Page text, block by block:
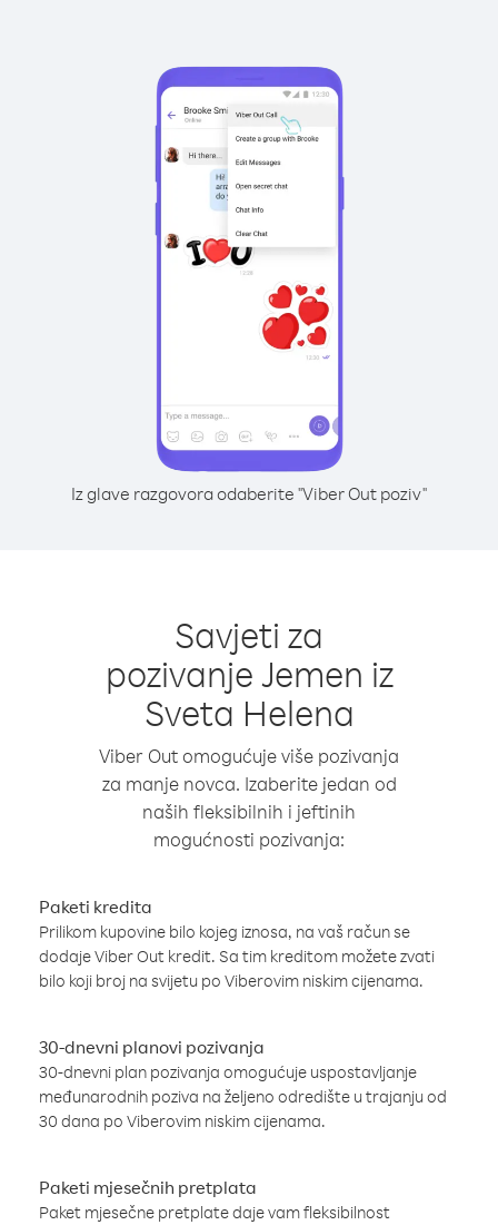
Iz glave razgovora odaberite "Viber Out poziv"
Savjeti za
pozivanje Jemen iz
Sveta Helena
Viber Out omogućuje više pozivanja
za manje novca. Izaberite jedan od
naših fleksibilnih i jeftinih
mogućnosti pozivanja:
Paketi kredita
Prilikom kupovine bilo kojeg iznosa, na vaš račun se
dodaje Viber Out kredit. Sa tim kreditom možete zvati
bilo koji broj na svijetu po Viberovim niskim cijenama.
30-dnevni planovi pozivanja
30-dnevni plan pozivanja omogućuje uspostavljanje
međunarodnih poziva na željeno odredište u trajanju od
30 dana po Viberovim niskim cijenama.
Paketi mjesečnih pretplata
Paket mjesečne pretplate daje vam fleksibilnost